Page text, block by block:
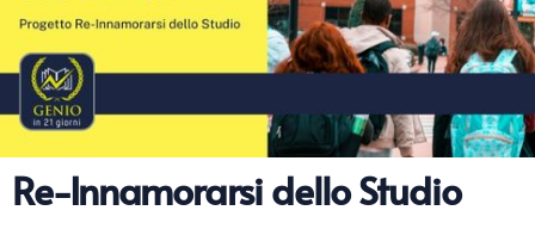
Re-Innamorarsi dello Studio